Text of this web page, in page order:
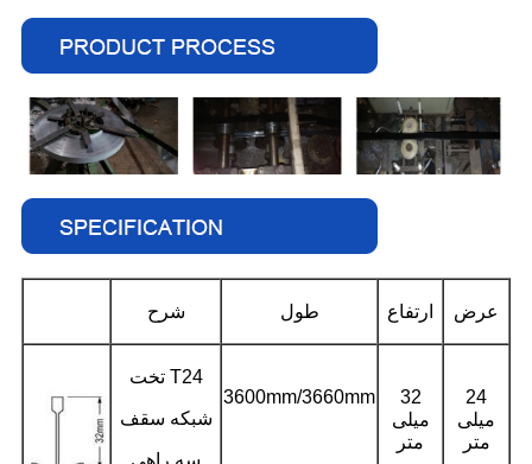
شرح طول ارتفاع عرض
تخت T24
شبکه سقف
سه راهی
3600mm/3660mm
32
میلی
متر
24
میلی
متر